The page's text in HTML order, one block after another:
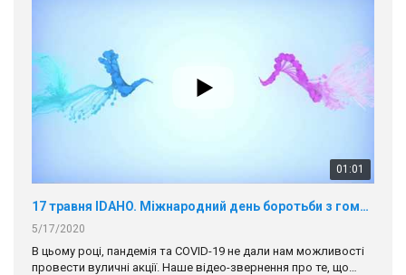
01:01
17 травня IDAHO. Міжнародний день боротьби з гомофобією трансфобією і біфобія.
5/17/2020
В цьому році, пандемія та COVІD-19 не дали нам можливості
провести вуличні акції. Наше відео-звернення про те, що